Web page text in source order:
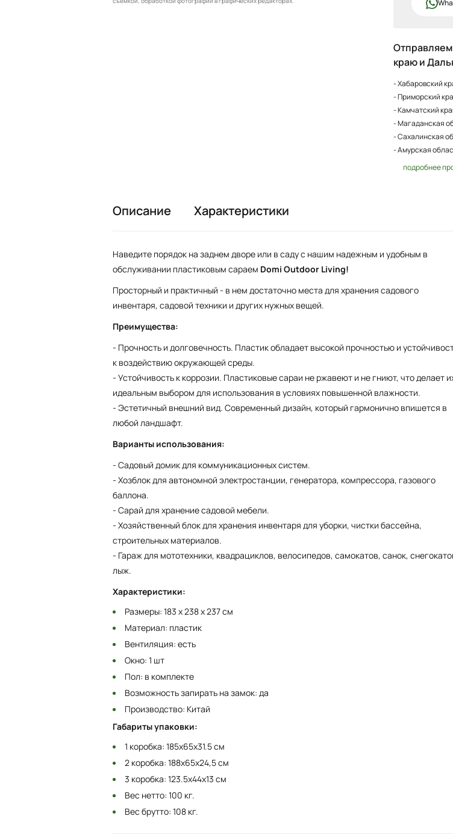
краю и
- Хабаровский
- Приморский
- Камчатский
- Магаданская
- Сахалинская
- Амурская
подробнее
Описание Характеристики
Наведите порядок на заднем дворе или в саду с нашим надежным и удобным в
обслуживании пластиковым сараем Domi Outdoor Living!
Просторный и практичный - в нем достаточно места для хранения садового
инвентаря, садовой техники и других нужных вещей.
Преимущества:
- Прочность и долговечность. Пластик обладает высокой прочностью и
к воздействию окружающей среды.
- Устойчивость к коррозии. Пластиковые сараи не ржавеют и не гниют, что делает
идеальным выбором для использования в условиях повышенной влажности.
- Эстетичный внешний вид. Современный дизайн, который гармонично впишется в
любой ландшафт.
Варианты использования:
- Садовый домик для коммуникационных систем.
- Хозблок для автономной электростанции, генератора, компрессора, газового
баллона.
- Сарай для хранение садовой мебели.
- Хозяйственный блок для хранения инвентаря для уборки, чистки бассейна,
строительных материалов.
- Гараж для мототехники, квадрациклов, велосипедов, самокатов, санок,
лыж.
Характеристики:
Размеры: 183 х 238 х 237 см
Материал: пластик
Вентиляция: есть
Окно: 1 шт
Пол: в комплекте
Возможность запирать на замок: да
Производство: Китай
Габариты упаковки:
1 коробка: 185х65х31.5 см
2 коробка: 188х65х24,5 см
3 коробка: 123.5х44х13 см
Вес нетто: 100 кг.
Вес брутто: 108 кг.